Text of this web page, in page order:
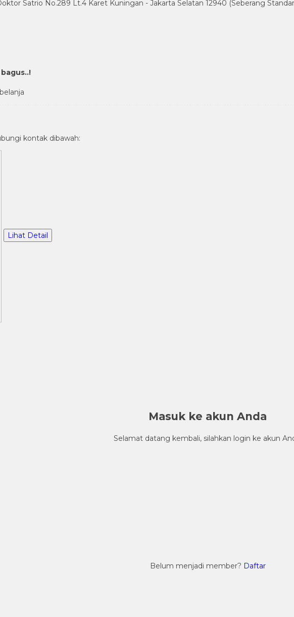
Satrio No.289 Lt.4 Karet Kuningan - Jakarta Selatan 12940 (Seberang
kontak dibawah:
Lihat Detail
Masuk ke akun Anda
Selamat datang kembali, silahkan login ke akun
Belum menjadi member? Daftar